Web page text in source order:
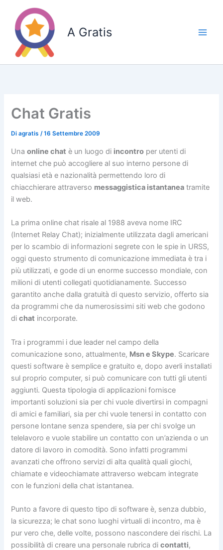
contenuto
A Gratis
Chat Gratis
Diagratis/16 Settembre 2009
Unaonline chat è un luogo di incontro per utenti di
internet che può accogliere al suo interno persone di
qualsiasi età e nazionalità permettendo loro di
chiacchierare attraverso messaggistica istantanea tramite
il web.
La prima online chat risale al 1988 aveva nome IRC
(Internet Relay Chat); inizialmente utilizzata dagli americani
per lo scambio di informazioni segrete con le spie in URSS,
oggi questo strumento di comunicazione immediata è tra i
più utilizzati, e gode di un enorme successo mondiale, con
milioni di utenti collegati quotidianamente. Successo
garantito anche dalla gratuità di questo servizio, offerto sia
da programmi che da numerosissimi siti web che godono
dichat incorporate.
Tra i programmi i due leader nel campo della
comunicazione sono, attualmente, Msn e Skype. Scaricare
questi software è semplice e gratuito e, dopo averli installati
sul proprio computer, si può comunicare con tutti gli utenti
aggiunti. Questa tipologia di applicazioni fornisce
importanti soluzioni sia per chi vuole divertirsi in compagni
di amici e familiari, sia per chi vuole tenersi in contatto con
persone lontane senza spendere, sia per chi svolge un
telelavoro e vuole stabilire un contatto con un’azienda o un
datore di lavoro in comodità. Sono infatti programmi
avanzati che offrono servizi di alta qualità quali giochi,
chiamate e videochiamate attraverso webcam integrate
con le funzioni della chat istantanea.
Punto a favore di questo tipo di software è, senza dubbio,
la sicurezza; le chat sono luoghi virtuali di incontro, ma è
pur vero che, delle volte, possono nascondere dei rischi. La
possibilità di creare una personale rubrica dicontatti,